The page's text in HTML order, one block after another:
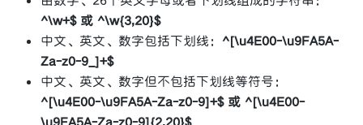
^\w+$ 或 ^\w{3,20}$
中文、英文、数字包括下划线： ^[\u4E00-\u9FA5A-
Za-z0-9_]+$
中文、英文、数字但不包括下划线等符号：
^[\u4E00-\u9FA5A-Za-z0-9]+$ 或 ^[\u4E00-